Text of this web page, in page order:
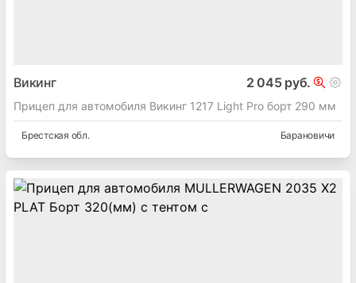
Викинг 2 045 руб.
Прицеп для автомобиля Викинг 1217 Light Pro борт 290 мм
Брестская обл. Барановичи